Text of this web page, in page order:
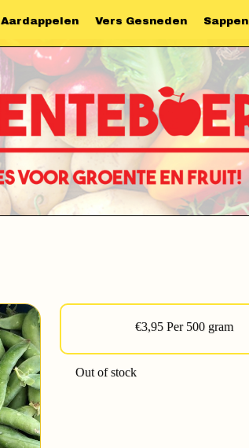
Aardappelen Vers Gesneden Sappen
€3,95 Per 500 gram
Out of stock